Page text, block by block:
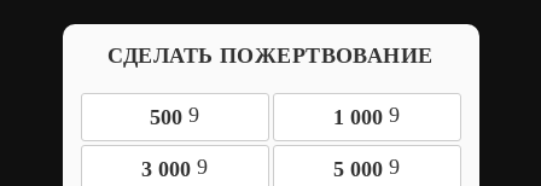
СДЕЛАТЬ ПОЖЕРТВОВАНИЕ
500 9 1 000 9
3 000 9 5 000 9